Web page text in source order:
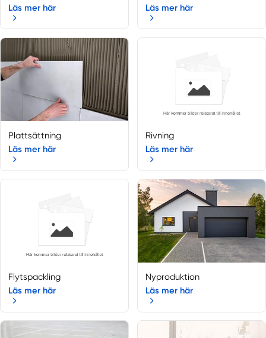
Uppsala län
Björklinge
Enköping
Fjärdhundra
Järlåsa
Knivsta
Knutby
Örbyhus
Öregrund
Östervåla
Skokloster
Storvreta
Läs mer här
Läs mer här
Plattsättning
Läs mer här
Rivning
Läs mer här
Flytspackling
Läs mer här
Nyproduktion
Läs mer här